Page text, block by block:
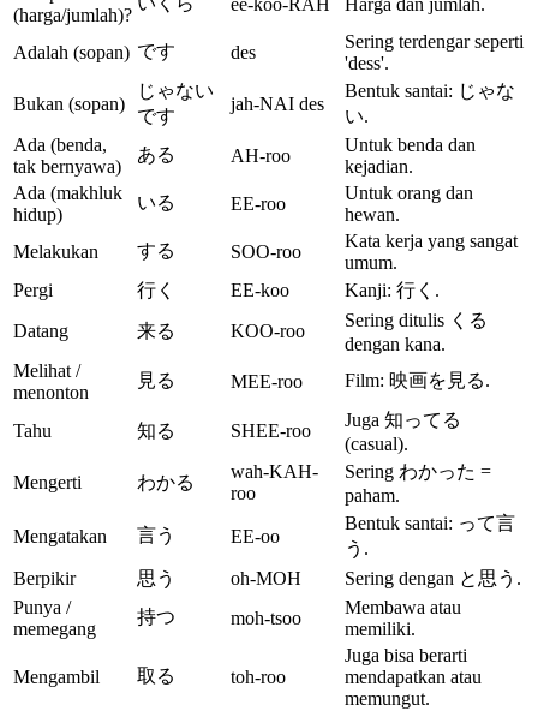
(harga/jumlah)?
ee-koo-RAH Harga dan jumlah.
Adalah (sopan) です des
Sering terdengar seperti
'dess'.
Bukan (sopan)
じゃない
です
jah-NAI des
Bentuk santai: じゃな
い.
Ada (benda,
tak bernyawa)
ある AH-roo
Untuk benda dan
kejadian.
Ada (makhluk
hidup)
いる EE-roo
Untuk orang dan
hewan.
Melakukan
する SOO-roo
Kata kerja yang sangat
umum.
Pergi
行く EE-koo
Kanji: 行く.
Datang
来る KOO-roo
Sering ditulis くる
dengan kana.
Melihat /
menonton
見る MEE-roo Film: 映画を見る.
Tahu 知る SHEE-roo
Juga 知ってる
(casual).
Mengerti
わかる
wah-KAH-
roo
Sering わかった =
paham.
Mengatakan
言う EE-oo
Bentuk santai: って言
う.
Berpikir
思う oh-MOH
Sering dengan と思う.
Punya /
memegang
持つ moh-tsoo
Membawa atau
memiliki.
Mengambil 取る toh-roo
Juga bisa berarti
mendapatkan atau
memungut.